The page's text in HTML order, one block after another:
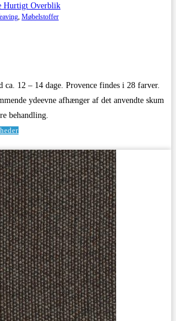
flere
varianter.
på
varesiden
Hurtigt Overblik
Møbelstoffer
ca. 12 – 14 dage. Provence findes i 28 farver.
ydeevne afhænger af det anvendte skum
behandling.
har
flere
varianter.
Mulighederne
kan
vælges
på
varesiden